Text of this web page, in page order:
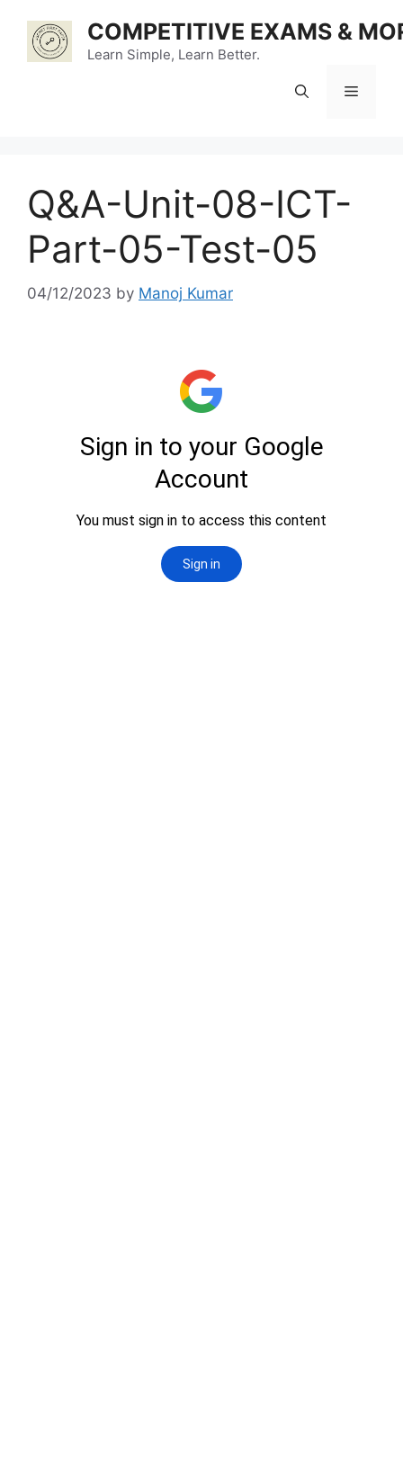
content
COMPETITIVE EXAMS &
Learn Simple, Learn Better.
Menu
Q&A-Unit-08-ICT-
Part-05-Test-05
04/12/2023 by Manoj Kumar